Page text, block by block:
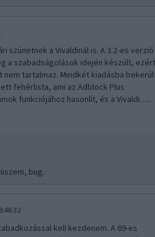
szünetnek a Vivaldinál is. A 3.2-es verzió
a szabadságolások idején készült, ezért
tartalmaz. Mindkét kiadásba
fehérlista, ami az Adblock Plus
funkciójához hasonlít, és a Vivaldi…..
bug.
kell kezdenem. A 69-es